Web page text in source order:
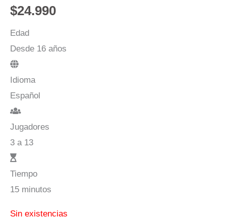
$24.990
Edad
Desde 16 años
Idioma
Español
Jugadores
3 a 13
Tiempo
15 minutos
Sin existencias